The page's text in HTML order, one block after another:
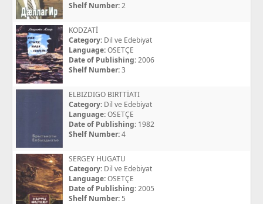
Shelf Number:2
KODZATİ
Category: Dil ve Edebiyat
Language:OSETÇE
Date of Publishing:2006
Shelf Number:3
ELBIZDIGO BIRTTİATI
Category: Dil ve Edebiyat
Language:OSETÇE
Date of Publishing: 1982
Shelf Number:4
SERGEY HUGATU
Category: Dil ve Edebiyat
Language:OSETÇE
Date of Publishing:2005
Shelf Number: 5